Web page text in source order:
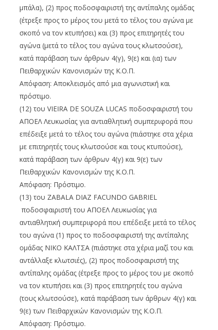
μπάλα), (2) προς ποδοσφαιριστή της αντίπαλης ομάδας
(έτρεξε προς το μέρος του μετά το τέλος του αγώνα με
σκοπό να τον κτυπήσει) και (3) προς επιτηρητές του
αγώνα (μετά το τέλος του αγώνα τους κλωτσούσε),
κατά παράβαση των άρθρων 4(γ), 9(ε) και (ια) των
Πειθαρχικών Κανονισμών της Κ.Ο.Π.
Απόφαση: Αποκλεισμός από μια αγωνιστική και
πρόστιμο.
(12) του VIEIRA DE SOUZA LUCAS ποδοσφαιριστή του
ΑΠΟΕΛ Λευκωσίας για αντιαθλητική συμπεριφορά που
επέδειξε μετά το τέλος του αγώνα (πιάστηκε στα χέρια
με επιτηρητές τους κλωτσούσε και τους κτυπούσε),
κατά παράβαση των άρθρων 4(γ) και 9(ε) των
Πειθαρχικών Κανονισμών της Κ.Ο.Π.
Απόφαση: Πρόστιμο.
(13) του ZABALA DIAZ FACUNDO GABRIEL
ποδοσφαιριστή του ΑΠΟΕΛ Λευκωσίας για
αντιαθλητική συμπεριφορά που επέδειξε μετά το τέλος
του αγώνα (1) προς το ποδοσφαιριστή της αντίπαλης
ομάδας ΝΙΚΟ ΚΑΛΤΣΑ (πιάστηκε στα χέρια μαζί του και
αντάλλαξε κλωτσιές), (2) προς ποδοσφαιριστή της
αντίπαλης ομάδας (έτρεξε προς το μέρος του με σκοπό
να τον κτυπήσει και (3) προς επιτηρητές του αγώνα
(τους κλωτσούσε), κατά παράβαση των άρθρων 4(γ) και
9(ε) των Πειθαρχικών Κανονισμών της Κ.Ο.Π.
Απόφαση: Πρόστιμο.